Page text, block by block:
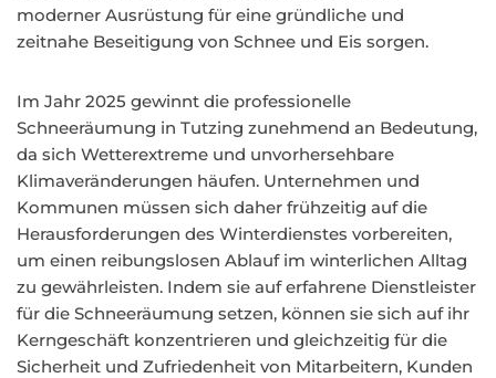
moderner Ausrüstung für eine gründliche und
zeitnahe Beseitigung von Schnee und Eis sorgen.
Im Jahr 2025 gewinnt die professionelle
Schneeräumung in Tutzing zunehmend an Bedeutung,
da sich Wetterextreme und unvorhersehbare
Klimaveränderungen häufen. Unternehmen und
Kommunen müssen sich daher frühzeitig auf die
Herausforderungen des Winterdienstes vorbereiten,
um einen reibungslosen Ablauf im winterlichen Alltag
zu gewährleisten. Indem sie auf erfahrene Dienstleister
für die Schneeräumung setzen, können sie sich auf ihr
Kerngeschäft konzentrieren und gleichzeitig für die
Sicherheit und Zufriedenheit von Mitarbeitern, Kunden